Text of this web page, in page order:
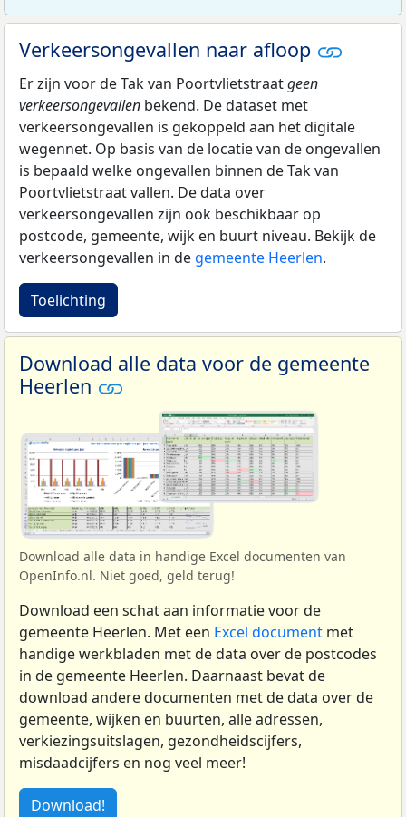
Verkeersongevallen naar afloop
Er zijn voor de Tak van Poortvlietstraatgeen
verkeersongevallen bekend. De dataset met
verkeersongevallen is gekoppeld aan het digitale
wegennet. Op basis van de locatie van de ongevallen
is bepaald welke ongevallen binnen de Tak van
Poortvlietstraat vallen. De data over
verkeersongevallen zijn ook beschikbaar op
postcode, gemeente, wijk en buurt niveau. Bekijk de
verkeersongevallen in de gemeente Heerlen.
Toelichting
Download alle data voor de gemeente
Heerlen
Download alle data in handige Excel documenten van
OpenInfo.nl. Niet goed, geld terug!
Download een schat aan informatie voor de
gemeente Heerlen. Met een Excel document met
handige werkbladen met de data over de postcodes
in de gemeente Heerlen. Daarnaast bevat de
download andere documenten met de data over de
gemeente, wijken en buurten, alle adressen,
verkiezingsuitslagen, gezondheidscijfers,
misdaadcijfers en nog veel meer!
Download!